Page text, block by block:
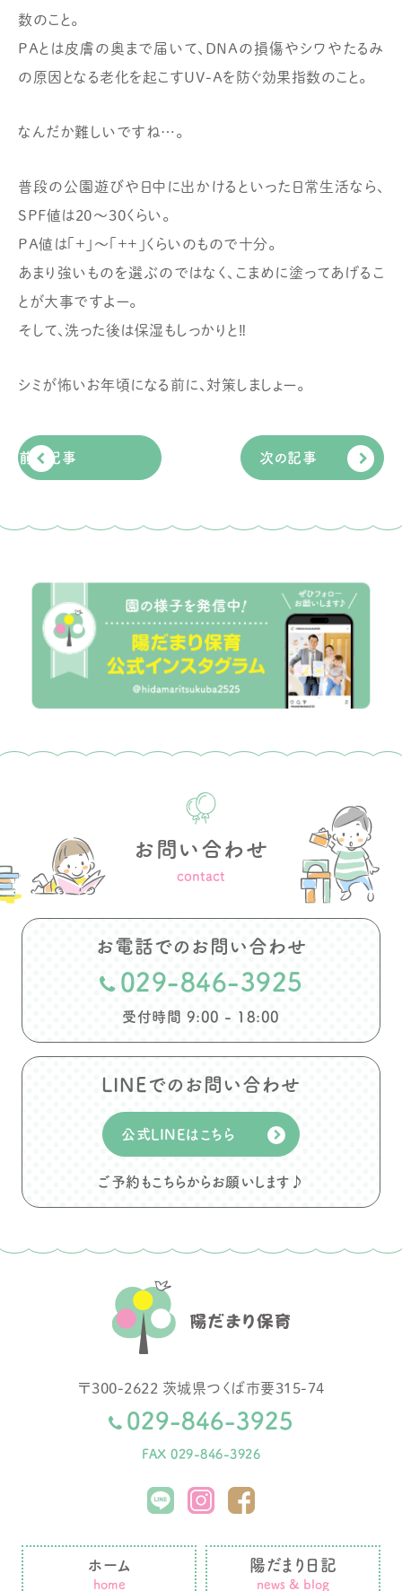
数のこと。
PAとは皮膚の奥まで届いて、DNAの損傷やシワやたるみ
の原因となる老化を起こすUV-Aを防ぐ効果指数のこと。
なんだか難しいですね…。
普段の公園遊びや日中に出かけるといった日常生活なら、
SPF値は20～30くらい。
PA値は「+」～「++」くらいのもので十分。
あまり強いものを選ぶのではなく、こまめに塗ってあげるこ
とが大事ですよー。
そして、洗った後は保湿もしっかりと‼︎
シミが怖いお年頃になる前に、対策しましょー。
前の記事 次の記事
お問い合わせ
contact
お電話でのお問い合わせ
029-846-3925
受付時間 9:00 - 18:00
LINEでのお問い合わせ
公式LINEはこちら
ご予約もこちらからお願いします♪
〒300-2622 茨城県つくば市要315-74
029-846-3925
FAX 029-846-3926
ホーム
home
陽だまり日記
news & blog